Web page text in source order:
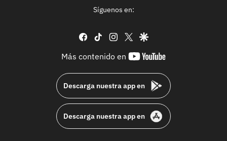
Síguenos en:
facebook
tiktok instagram
twittergoogle
Más contenido en
youtube-
Descarga nuestra app en
Descarga nuestra app en